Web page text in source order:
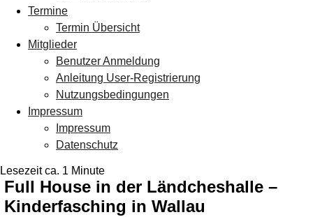
Termine
Termin Übersicht
Mitglieder
Benutzer Anmeldung
Anleitung User-Registrierung
Nutzungsbedingungen
Impressum
Impressum
Datenschutz
Lesezeit ca. 1 Minute
Full House in der Ländcheshalle –
Kinderfasching in Wallau